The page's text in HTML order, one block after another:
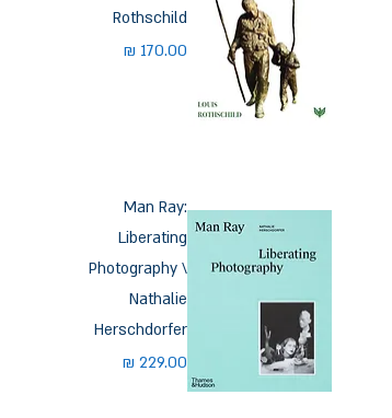
Rothschild
מחיר
Man Ray:
Liberating
Photography \
Nathalie
Herschdorfer
מחיר